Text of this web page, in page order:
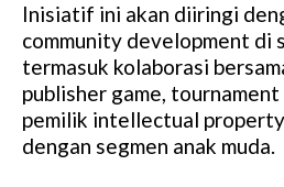
Inisiatif ini akan diiringi
community development di
termasuk kolaborasi
publisher game,
pemilik intellectual
dengan segmen anak muda.